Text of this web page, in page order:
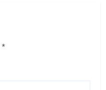
*